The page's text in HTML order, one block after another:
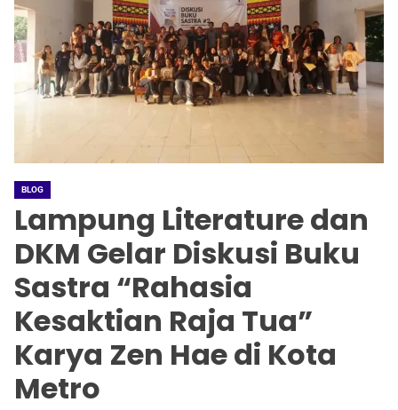
BLOG
Lampung Literature dan
DKM Gelar Diskusi Buku
Sastra “Rahasia
Kesaktian Raja Tua”
Karya Zen Hae di Kota
Metro